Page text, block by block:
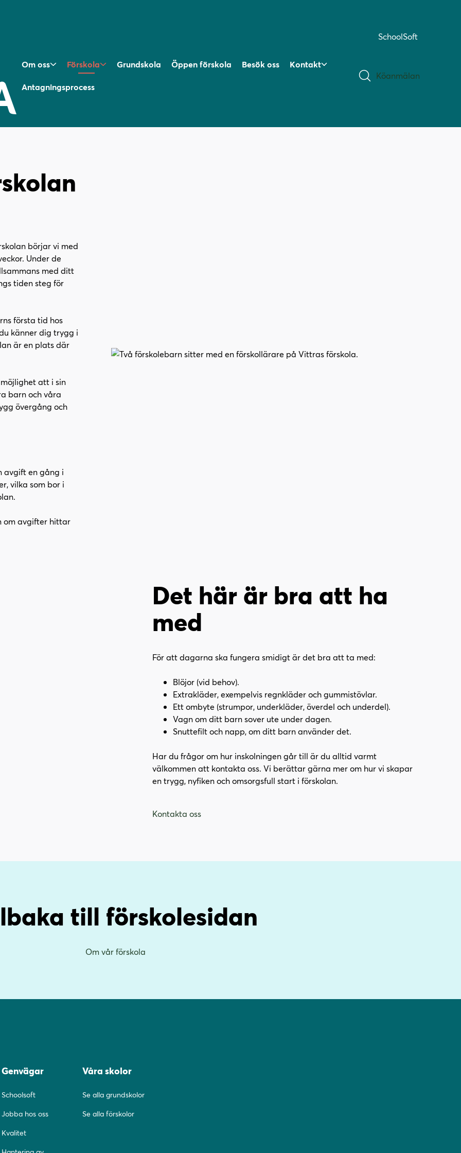
Om oss Förskola Grundskola Öppen förskola Besök oss Kontakt
Antagningsprocess
SchoolSoft
Köanmälan
börjar vi med
Under de
med ditt
tiden steg för
första tid hos
känner dig trygg i
är en plats där
att i sin
barn och våra
övergång och
avgift en gång i
vilka som bor i
om avgifter hittar
Det här är bra att ha
med
För att dagarna ska fungera smidigt är det bra att ta med:
Blöjor (vid behov).
Extrakläder, exempelvis regnkläder och gummistövlar.
Ett ombyte (strumpor, underkläder, överdel och underdel).
Vagn om ditt barn sover ute under dagen.
Snuttefilt och napp, om ditt barn använder det.
Har du frågor om hur inskolningen går till är du alltid varmt
välkommen att kontakta oss. Vi berättar gärna mer om hur vi skapar
en trygg, nyfiken och omsorgsfull start i förskolan.
Kontakta oss
till förskolesidan
Om vår förskola
Genvägar
Schoolsoft
Jobba hos oss
Kvalitet
Våra skolor
Se alla grundskolor
Se alla förskolor